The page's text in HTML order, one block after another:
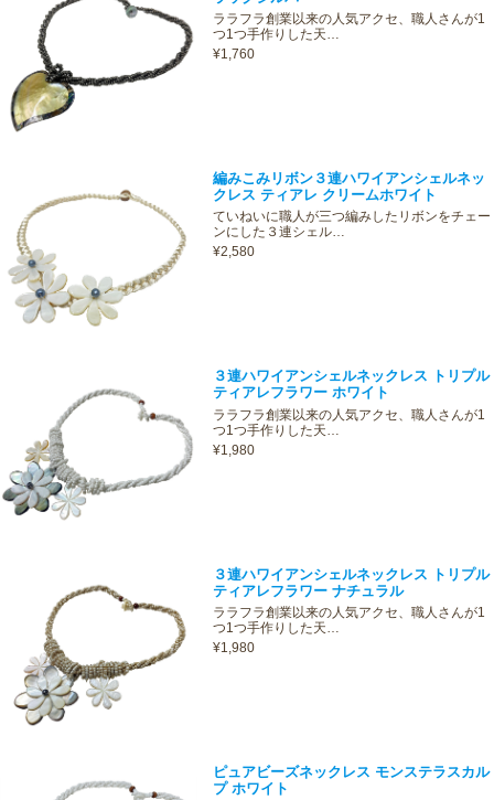
ララフラ創業以来の人気アクセ、職人さんが1
つ1つ手作りした天…
¥1,760
編みこみリボン３連ハワイアンシェルネッ
クレス ティアレ クリームホワイト
ていねいに職人が三つ編みしたリボンをチェー
ンにした３連シェル…
¥2,580
３連ハワイアンシェルネックレス トリプル
ティアレフラワー ホワイト
ララフラ創業以来の人気アクセ、職人さんが1
つ1つ手作りした天…
¥1,980
３連ハワイアンシェルネックレス トリプル
ティアレフラワー ナチュラル
ララフラ創業以来の人気アクセ、職人さんが1
つ1つ手作りした天…
¥1,980
ピュアビーズネックレス モンステラスカル
プ ホワイト